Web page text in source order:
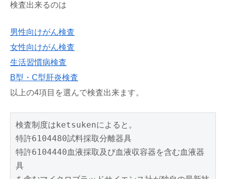
検査出来るのは
男性向けがん検査
女性向けがん検査
生活習慣病検査
B型・C型肝炎検査
以上の4項目を選んで検査出来ます。
検査制度はketsukenによると。
特許6104480試料採取分離器具
特許6104440血液採取及び血液収容器を含む血液器
具